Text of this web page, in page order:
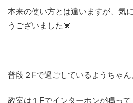
本来の使い方とは違いますが、気
うございました💓
普段２Fで過ごしているようちゃん
教室は１Fでインターホンが鳴っ